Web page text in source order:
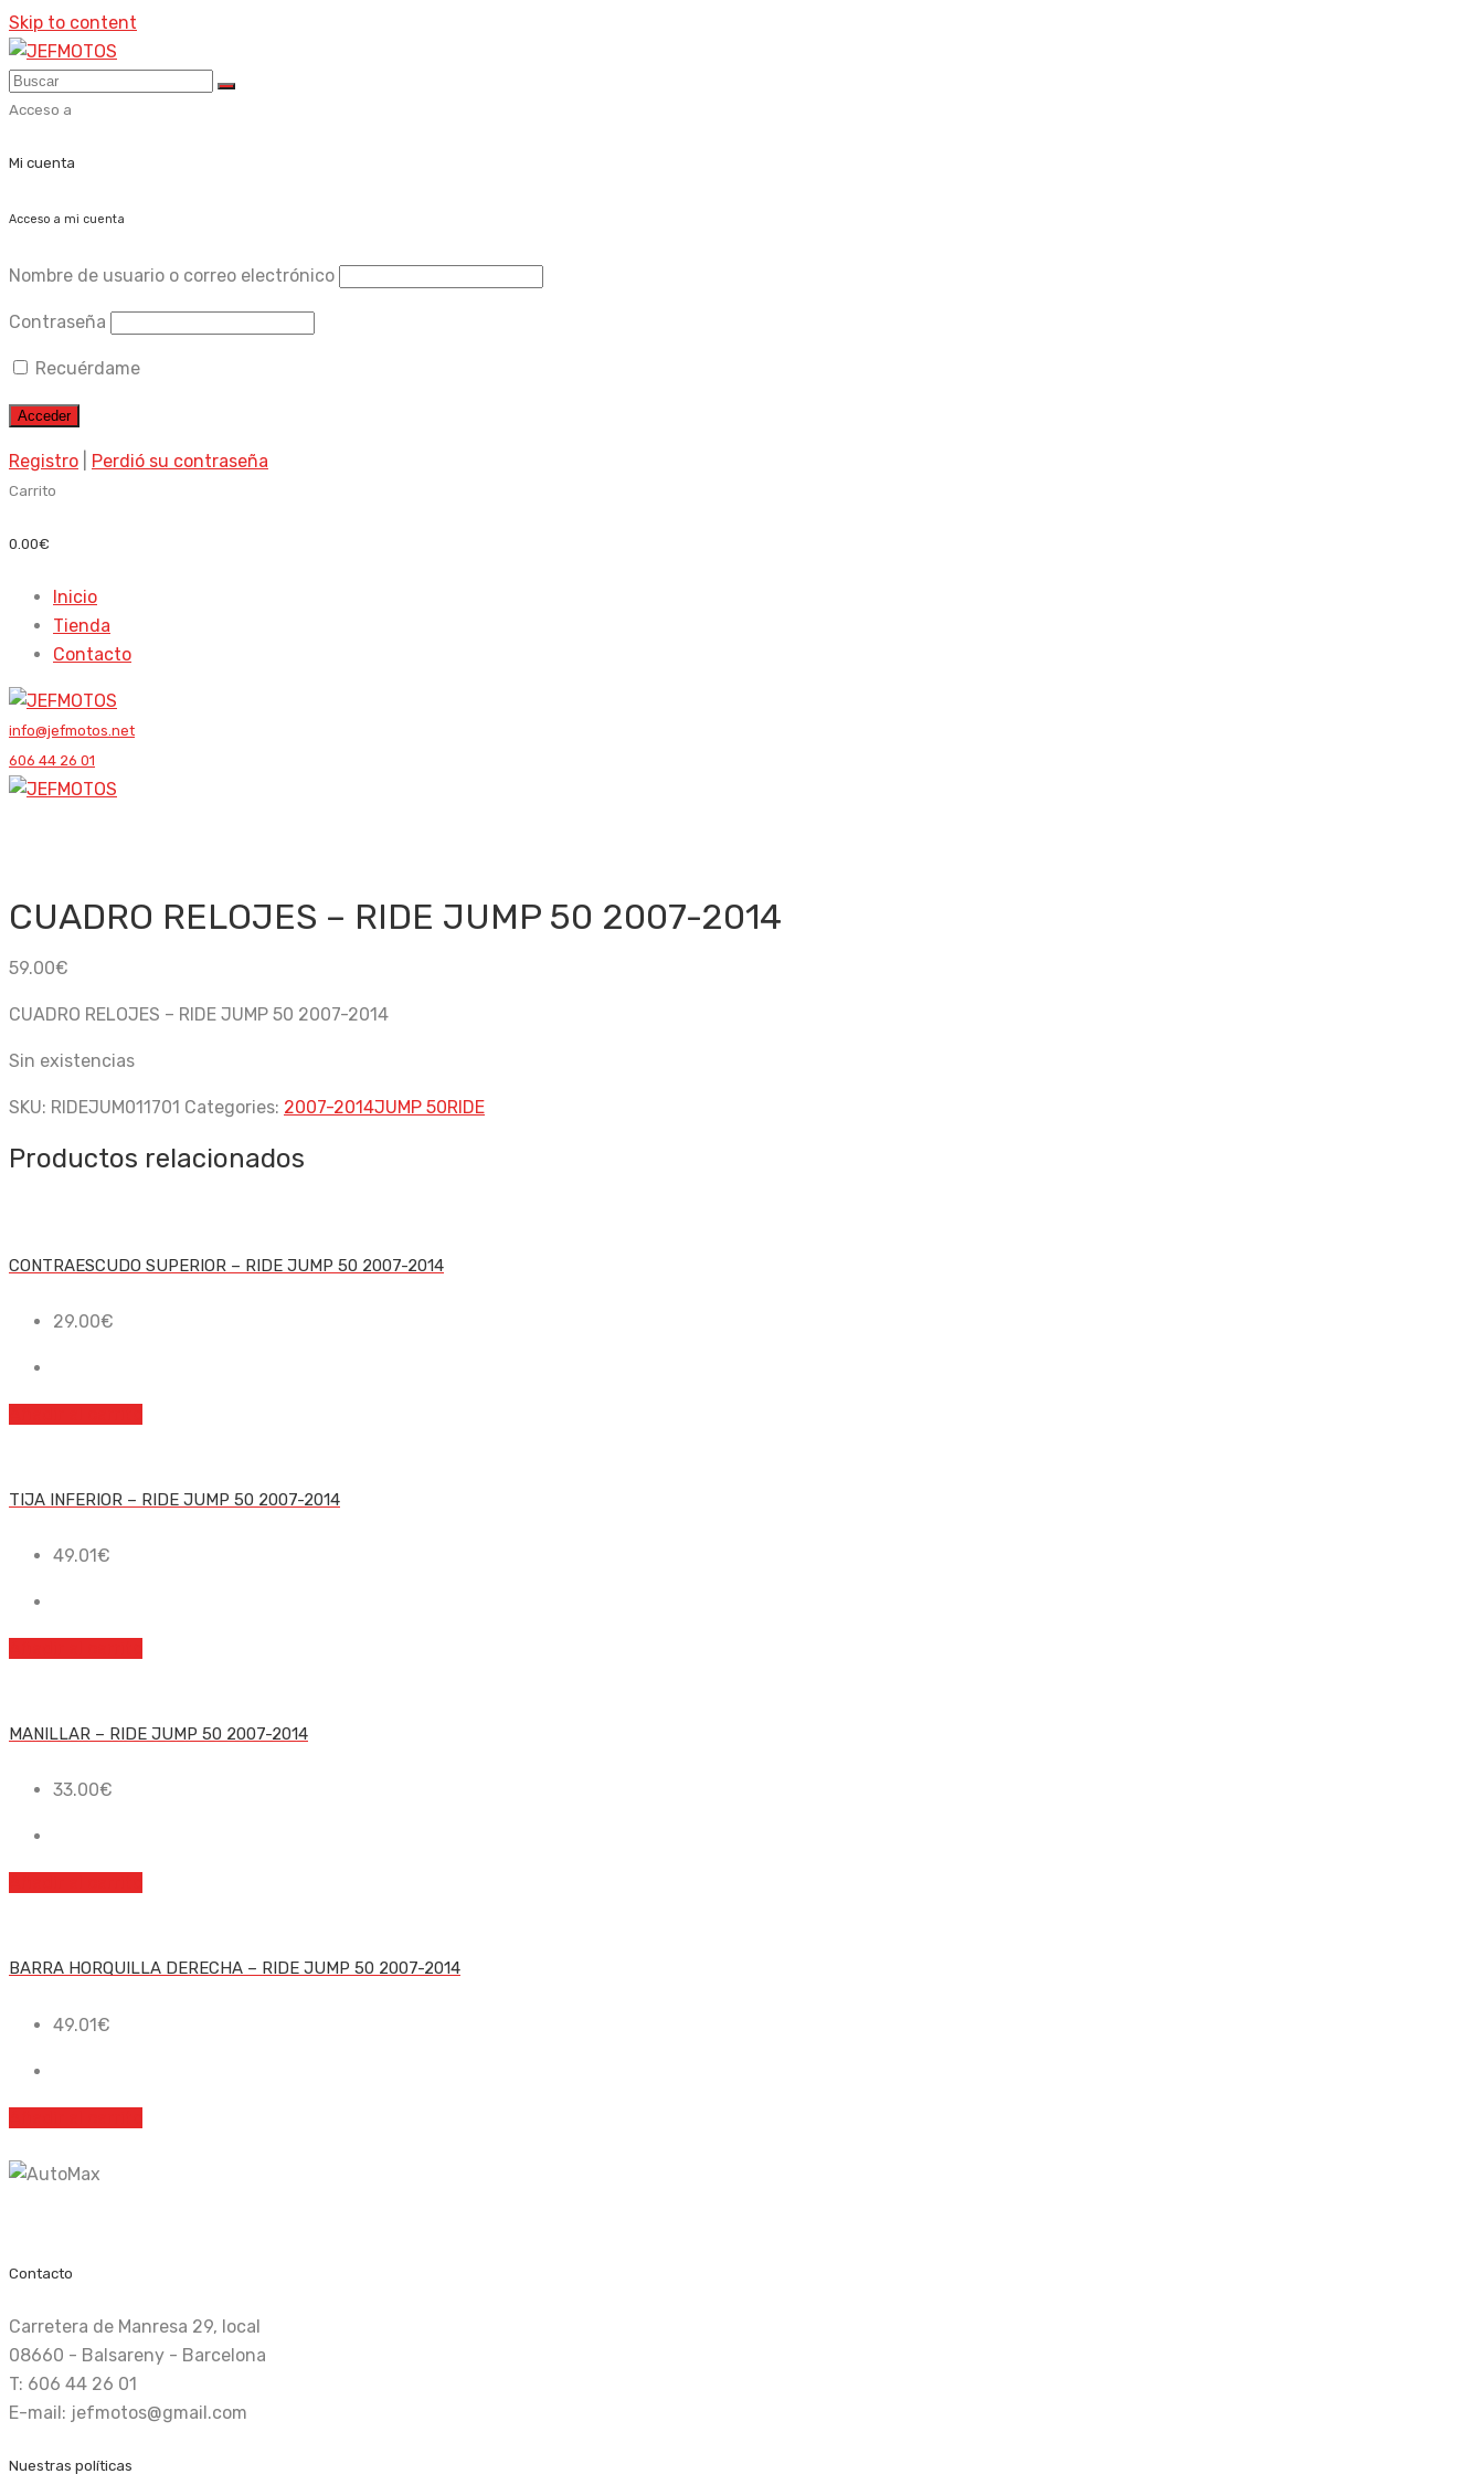
Skip to content
Acceso a
Mi cuenta
Acceso a mi cuenta
Nombre de usuario o correo electrónico
Contraseña
Recuérdame
Registro Perdió su contraseña
Carrito
0.00€
Inicio
Tienda
Contacto
info@jefmotos.net
606 44 26 01
CUADRO RELOJES – RIDE JUMP 50 2007-2014
59.00€
CUADRO RELOJES – RIDE JUMP 50 2007-2014
Sin existencias
SKU: RIDEJUM011701 Categories: 2007-2014JUMP 50RIDE
Productos relacionados
CONTRAESCUDO SUPERIOR – RIDE JUMP 50 2007-2014
29.00€
TIJA INFERIOR – RIDE JUMP 50 2007-2014
49.01€
MANILLAR – RIDE JUMP 50 2007-2014
33.00€
BARRA HORQUILLA DERECHA – RIDE JUMP 50 2007-2014
49.01€
Contacto
Carretera de Manresa 29, local
08660 - Balsareny - Barcelona
T: 606 44 26 01
E-mail: jefmotos@gmail.com
Nuestras políticas